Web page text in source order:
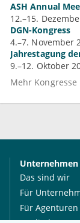
ASH Annual
12.–15.
DGN-Kongress
4.–7. November
Jahrestagung
9.–12. Oktober
Mehr Kongresse
Unternehmen
Das sind wir
Für
Für Agenturen